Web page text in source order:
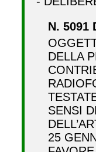
N. 5091
DELLA
SENSI
25